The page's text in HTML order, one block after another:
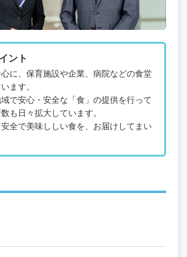
ント
に、保育施設や企業、病院などの食堂
ます。
で安心・安全な「食」の提供を行って
も日々拡大しています。
全で美味ししい食を、お届けしてまい